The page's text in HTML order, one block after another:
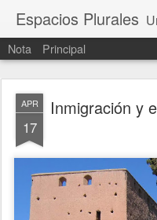
Espacios Plurales Una
Nota Principal
APR
17
Inmigración y